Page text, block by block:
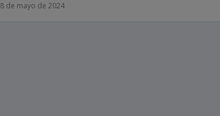
8 de mayo de 2024